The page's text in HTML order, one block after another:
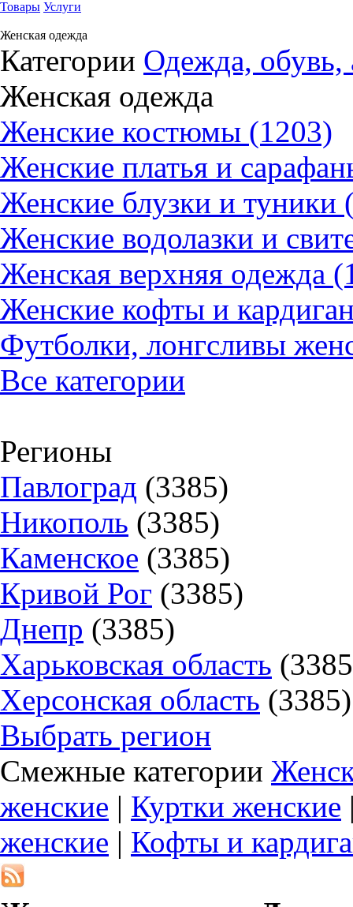
Товары Услуги
Женская одежда
Категории Одежда, обувь,
Женская одежда
Женские костюмы (1203)
Женские платья и
Женские блузки и туники
Женские водолазки и
Женская верхняя одежда
Женские кофты и
Футболки, лонгсливы
Все категории
Регионы
Павлоград (3385)
Никополь (3385)
Каменское (3385)
Кривой Рог (3385)
Днепр (3385)
Харьковская область
Херсонская область (3385)
Выбрать регион
Смежные категории
женские | Куртки женские
женские | Кофты и